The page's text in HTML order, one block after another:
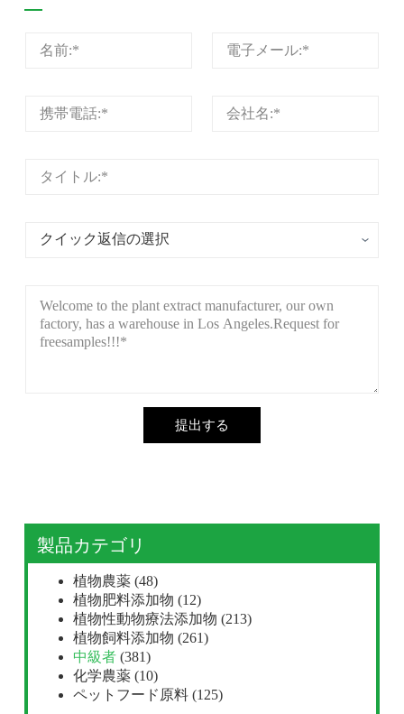
提出する
製品カテゴリ
植物農薬 (48)
植物肥料添加物 (12)
植物性動物療法添加物 (213)
植物飼料添加物 (261)
中級者 (381)
化学農薬 (10)
ペットフード原料 (125)